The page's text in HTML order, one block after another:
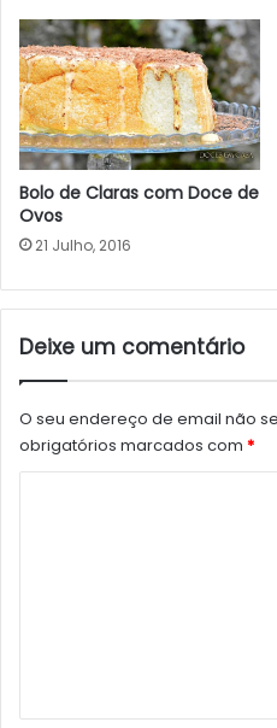
Bolo de Claras com Doce de
Ovos
21 Julho, 2016
Deixe um comentário
O seu endereço de email não
obrigatórios marcados com *